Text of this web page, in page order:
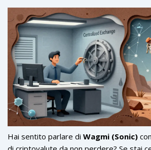
Hai sentito parlare di Wagmi (Sonic)